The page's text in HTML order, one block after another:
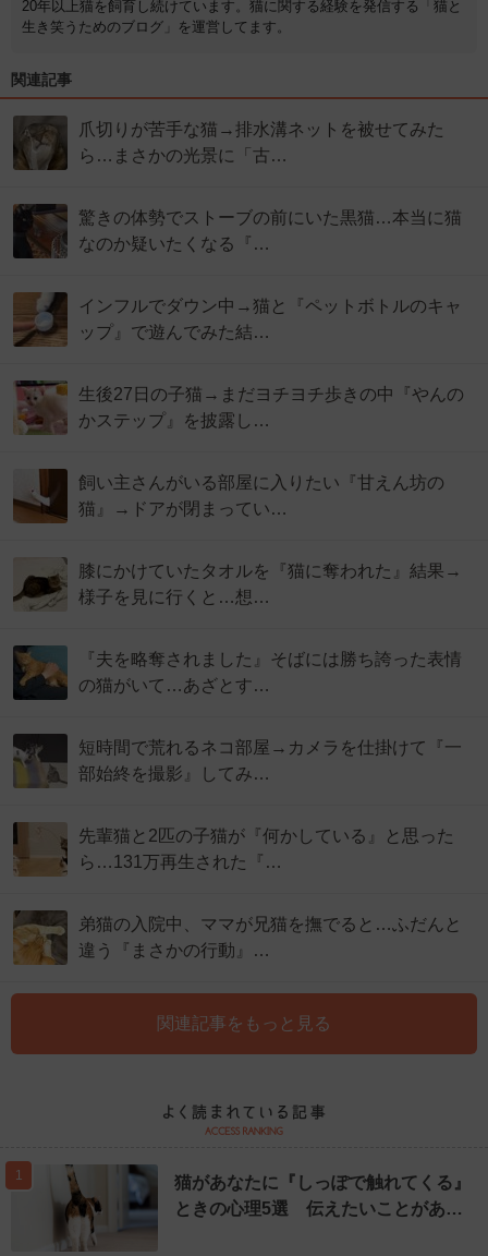
20年以上猫を飼育し続けています。猫に関する経験を発信する「猫と
生き笑うためのブログ」を運営してます。
関連記事
爪切りが苦手な猫→排水溝ネットを被せてみた
ら…まさかの光景に「古…
驚きの体勢でストーブの前にいた黒猫…本当に猫
なのか疑いたくなる『…
インフルでダウン中→猫と『ペットボトルのキャ
ップ』で遊んでみた結…
生後27日の子猫→まだヨチヨチ歩きの中『やんの
かステップ』を披露し…
飼い主さんがいる部屋に入りたい『甘えん坊の
猫』→ドアが閉まってい…
膝にかけていたタオルを『猫に奪われた』結果→
様子を見に行くと…想…
『夫を略奪されました』そばには勝ち誇った表情
の猫がいて…あざとす…
短時間で荒れるネコ部屋→カメラを仕掛けて『一
部始終を撮影』してみ…
先輩猫と2匹の子猫が『何かしている』と思った
ら…131万再生された『…
弟猫の入院中、ママが兄猫を撫でると…ふだんと
違う『まさかの行動』…
関連記事をもっと見る
1
猫があなたに『しっぽで触れてくる』
ときの心理5選 伝えたいことがあ…